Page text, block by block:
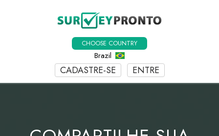
CHOOSE COUNTRY
Brazil
CADASTRE-SE ENTRE